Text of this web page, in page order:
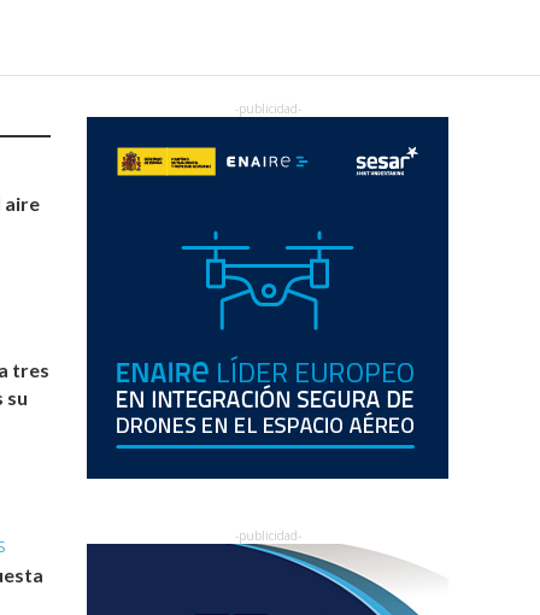
aire
tres
su